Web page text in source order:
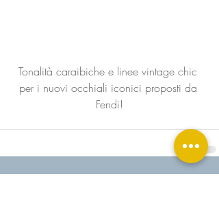
Tonalità caraibiche e linee vintage chic
per i nuovi occhiali iconici proposti da
Fendi!